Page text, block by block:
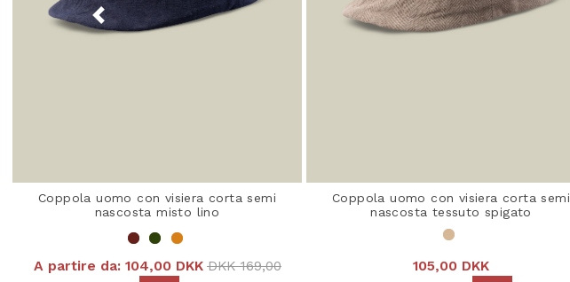
Coppola uomo con visiera corta semi
nascosta misto lino
A partire da: 104,00 DKK Price reduced from
DKK 169,00to
Coppola uomo con visiera corta semi
nascosta tessuto spigato
105,00 DKK